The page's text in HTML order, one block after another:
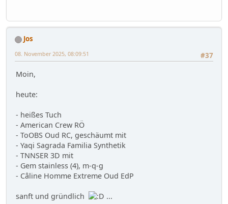
Jos
#37
08. November 2025, 08:09:51
Moin,
heute:
- heißes Tuch
- American Crew RÖ
- ToOBS Oud RC, geschäumt mit
- Yaqi Sagrada Familia Synthetik
- TNNSER 3D mit
- Gem stainless (4), m-q-g
- Câline Homme Extreme Oud EdP
sanft und gründlich ...